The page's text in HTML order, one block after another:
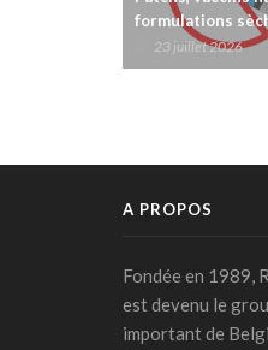
pour la
blessures liées à
course à
14 juillet 2026
A PROPOS
Fondée en 1989,
est devenu le
important de